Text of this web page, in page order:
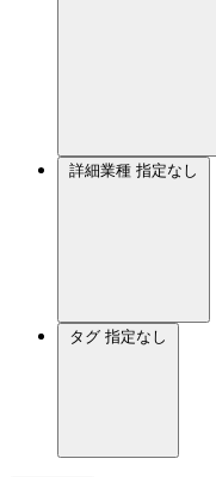
詳細業種 指定なし
タグ 指定なし